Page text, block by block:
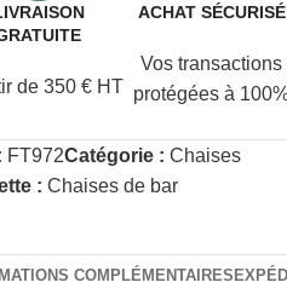
de 350 € HT
ACHAT SÉCURISÉ
Vos transactions
protégées à
FT972Catégorie : Chaises
: Chaises de bar
COMPLÉMENTAIRES